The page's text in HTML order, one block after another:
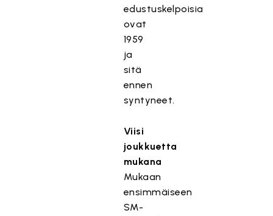
edustuskelpoisia
ovat
1959
ja
sitä
ennen
syntyneet.
Viisi
joukkuetta
mukana
Mukaan
ensimmäiseen
SM-